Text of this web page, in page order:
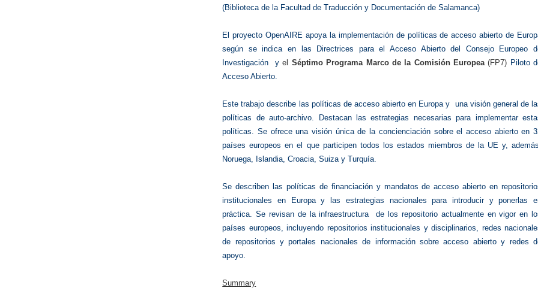
(Biblioteca de la Facultad de Traducción y Documentación de Salamanca)
El proyecto OpenAIRE apoya la implementación de políticas de acceso abierto de
según se indica en las Directrices para el Acceso Abierto del Consejo Europeo
Investigación yel Séptimo Programa Marco de la Comisión Europea (FP7) Piloto
Acceso Abierto.
Este trabajo describe las políticas de acceso abierto en Europa y una visión general de
políticas de auto-archivo. Destacan las estrategias necesarias para implementar
políticas. Se ofrece una visión única de la concienciación sobre el acceso abierto en
países europeos en el que participen todos los estados miembros de la UE y, además,
Noruega, Islandia, Croacia, Suiza y Turquía.
Se describen las políticas de financiación y mandatos de acceso abierto en
institucionales en Europa y las estrategias nacionales para introducir y ponerlas
práctica. Se revisan de la infraestructura de los repositorio actualmente en vigor en
países europeos, incluyendo repositorios institucionales y disciplinarios, redes
de repositorios y portales nacionales de información sobre acceso abierto y redes
apoyo.
Summary